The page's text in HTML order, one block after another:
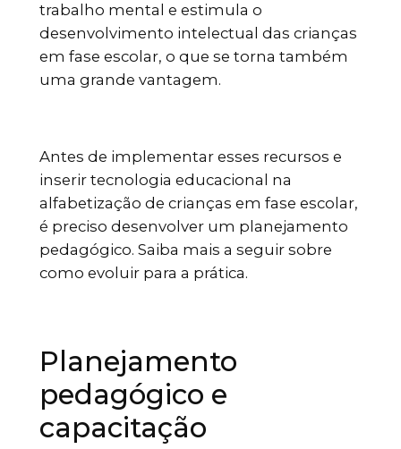
trabalho mental e estimula o
desenvolvimento intelectual das crianças
em fase escolar, o que se torna também
uma grande vantagem.
Antes de implementar esses recursos e
inserir tecnologia educacional na
alfabetização de crianças em fase escolar,
é preciso desenvolver um planejamento
pedagógico. Saiba mais a seguir sobre
como evoluir para a prática.
Planejamento
pedagógico e
capacitação